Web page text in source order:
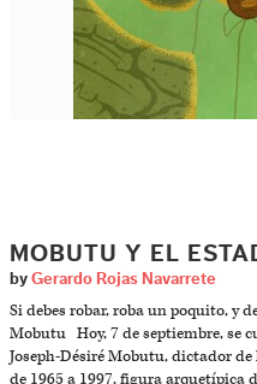
MOBUTU Y EL
by Gerardo Rojas Navarrete
Si debes robar, roba un poquito, y
Mobutu Hoy, 7 de septiembre, se
Joseph-Désiré Mobutu, dictador